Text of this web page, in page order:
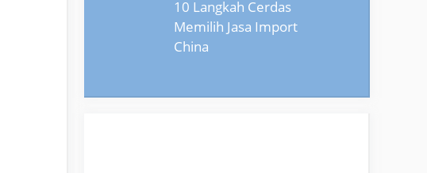
10 Langkah Cerdas
Memilih Jasa Import
China